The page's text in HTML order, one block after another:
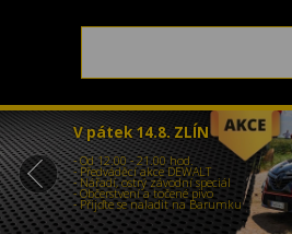
V pátek 14.8. ZLÍN
- Od 12.00 - 21.00 hod.
- Předváděcí akce DEWALT
- Nářadí, ostrý závodní speciál
- Občerstvení a točené pivo
- Přijďte se naladit na Barumku